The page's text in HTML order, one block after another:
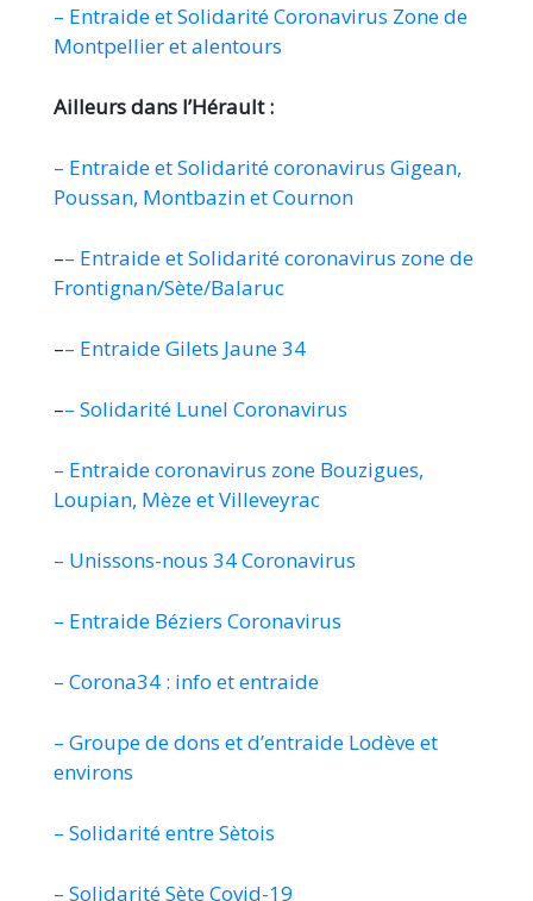
– Entraide et Solidarité Coronavirus Zone de
Montpellier et alentours
Ailleurs dans l’Hérault :
– Entraide et Solidarité coronavirus Gigean,
Poussan, Montbazin et Cournon
–– Entraide et Solidarité coronavirus zone de
Frontignan/Sète/Balaruc
–– Entraide Gilets Jaune 34
–– Solidarité Lunel Coronavirus
– Entraide coronavirus zone Bouzigues,
Loupian, Mèze et Villeveyrac
– Unissons-nous 34 Coronavirus
– Entraide Béziers Coronavirus
– Corona34 : info et entraide
– Groupe de dons et d’entraide Lodève et
environs
– Solidarité entre Sètois
– Solidarité Sète Covid-19